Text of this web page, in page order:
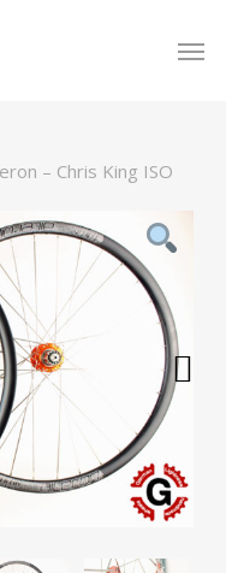
– Chris King ISO